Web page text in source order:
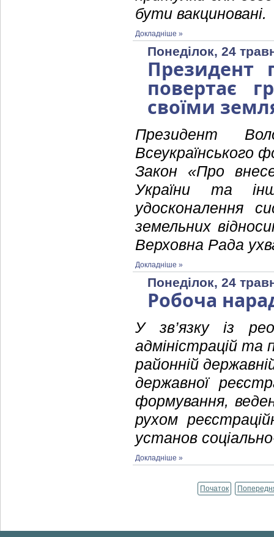
бути вакциновані.
Докладніше »
Понеділок, 24
Президент
повертає
своїми
Президент
Всеукраїнського
Закон «Про
України та
удосконалення
земельних
Верховна Рада
Докладніше »
Понеділок, 24
Робоча
У зв’язку із
адміністрацій та
районній
державної
формування,
рухом
установ
Докладніше »
Початок